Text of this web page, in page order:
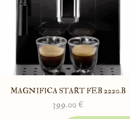
MAGNIFICA START FEB 2220.B
399.00 €